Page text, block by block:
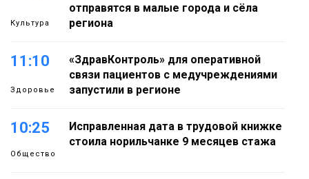
Культура
отправятся в малые города и сёла
региона
11:10
Здоровье
«ЗдравКонтроль» для оперативной
связи пациентов с медучреждениями
запустили в регионе
10:25
Общество
Исправленная дата в трудовой книжке
стоила норильчанке 9 месяцев стажа